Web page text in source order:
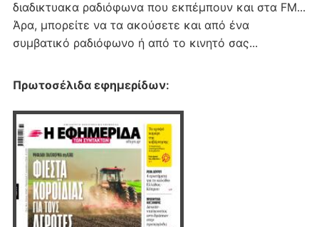
διαδικτυακα ραδιόφωνα που εκπέμπουν και στα FM...
Άρα, μπορείτε να τα ακούσετε και από ένα
συμβατικό ραδιόφωνο ή από το κινητό σας...
Πρωτοσέλιδα εφημερίδων: